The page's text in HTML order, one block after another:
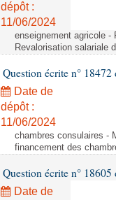
dépôt :
11/06/2024
enseignement agricole -
Revalorisation salariale
Question écrite n°
Date de
dépôt :
11/06/2024
chambres consulaires -
financement des
Question écrite n°
Date de